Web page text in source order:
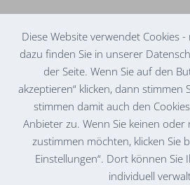
TAGESMUTTER IN PÖLFING-
MICHELE H.
Diese Website verwendet Cookies
dazu finden Sie in unserer
der Seite. Wenn Sie auf den
akzeptieren“ klicken, dann stimmen
stimmen damit auch den
Anbieter zu. Wenn Sie keinen oder
zustimmen möchten, klicken Sie
Einstellungen“. Dort können Sie
individuell